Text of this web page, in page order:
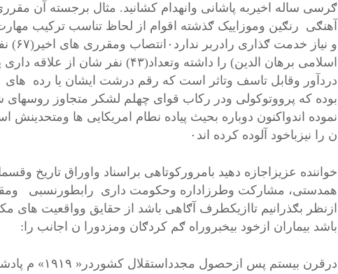
ګرسی ساله اخیربه پاشانی وانهدام کشانید. مثال برجسته آن
آهنګی رنګین وموزاییک ګذشته اقوام از لحاظ تناسب ترکیب
و
اسلامی برهان الدین) را داشته
دردآور وقابل تاسف وتاثر است که رقم درشت ایشان یا رده
بوده که پرووتوکولی ودر رکاب قوای چهلم لشکر متجاوز
نموده اندواکنون دوباره بحیث پیاده نطام امریکایی ها
ن را نیزباخود آلوده کرده اند۰
خواننده عزیزاجازه دهید بامرورکوتاهی براسناد واوراق تاریخ
ازنظر بګذرانیم تاازیکطرف آګاهی باشد از حقایق وواقعیت های
باشد بیماران ازخود بیخبروراه ګم کردګان ومزدورا ن اجانب را:
درقرن بیستم